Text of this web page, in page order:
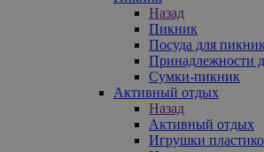
Назад
Пикник
Посуда для
Принадлежности
Сумки-пикник
Активный отдых
Назад
Активный отдых
Игрушки